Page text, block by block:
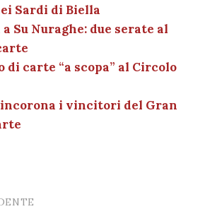
Sardi di Biella
Su Nuraghe: due serate al
di carte “a scopa” al Circolo
incorona i vincitori del Gran